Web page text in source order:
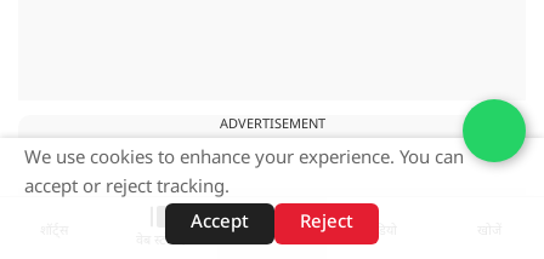
ADVERTISEMENT
वेब स्टोरीज़
We use cookies to enhance your experience. You can
accept or reject tracking.
Accept
Reject